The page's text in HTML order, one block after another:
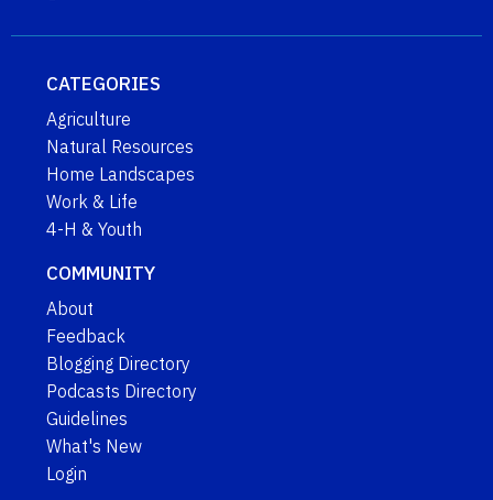
CATEGORIES
Agriculture
Natural Resources
Home Landscapes
Work & Life
4-H & Youth
COMMUNITY
About
Feedback
Blogging Directory
Podcasts Directory
Guidelines
What's New
Login